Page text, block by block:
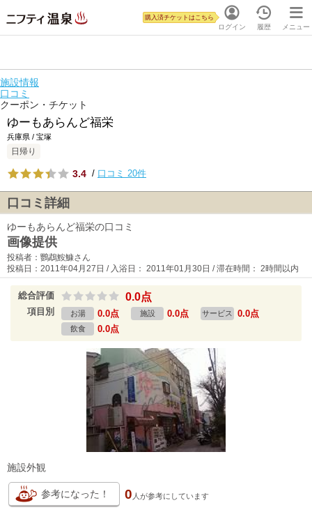
ログイン
購入済チケットはこちら
履歴 メニュー
施設情報
口コミ
クーポン・チケット
ゆーもあらんど福栄
兵庫県 / 宝塚
日帰り
3.4 / 口コミ 20件
口コミ詳細
ゆーもあらんど福栄の口コミ
画像提供
投稿者：鸚鵡鮟鱇さん
投稿日：2011年04月27日 / 入浴日： 2011年01月30日 / 滞在時間： 2時間以内
総合評価 0.0点
項目別 お湯 0.0点 施設 0.0点 サービス 0.0点
飲食 0.0点
施設外観
参考になった！ 0 人が参考にしています